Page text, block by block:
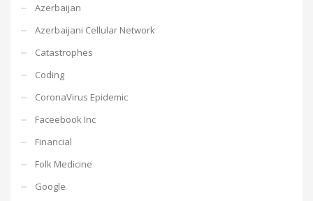
Azerbaijan
Azerbaijani Cellular Network
Catastrophes
Coding
CoronaVirus Epidemic
Faceebook Inc
Financial
Folk Medicine
Google